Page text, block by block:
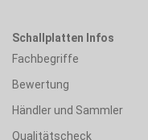
Schallplatten Infos
Fachbegriffe
Bewertung
Händler und Sammler
Qualitätscheck